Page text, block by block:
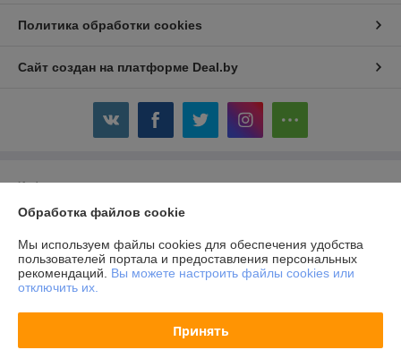
Политика обработки cookies
Сайт создан на платформе Deal.by
Информация для покупателя
Юридическое лицо:Общество с ограниченной ответственностью
220007, г.Минск, ул.Володько, д.24А, пом.501, каб.14
Регистрационный номер ЕГР: 690856291
Регистрационный орган: Логойский райисполком
Обработка файлов cookie
Мы используем файлы cookies для обеспечения удобства
пользователей портала и предоставления персональных
рекомендаций. Вы можете настроить файлы cookies или
отключить их.
Принять